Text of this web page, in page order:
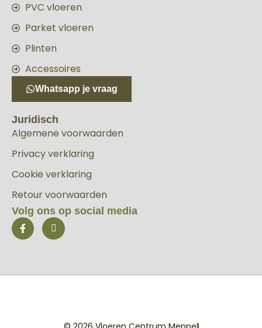
PVC vloeren
Parket vloeren
Plinten
Accessoires
Whatsapp je vraag
Juridisch
Algemene voorwaarden
Privacy verklaring
Cookie verklaring
Retour voorwaarden
Volg ons op social media